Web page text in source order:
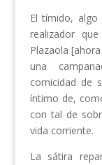
El tímido,
realizador
Plazaola [ahora
una
comicidad de
íntimo de,
con tal de
vida corriente.
La sátira